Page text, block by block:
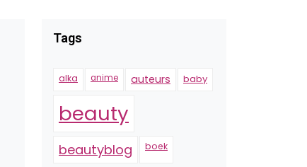
Tags
alka anime auteurs baby
beauty
beautyblog boek